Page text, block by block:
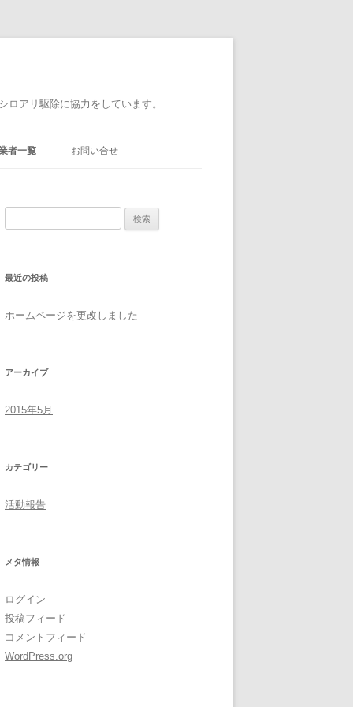
アリ駆除に協力をしています。
者一覧
ースクリーン
株式会社
ー株式会社
ービス
イ・ティー・エスマネジ
士菱
毒センター
オリアランバーテック
お問い合せ
最近の投稿
ホームページを更改しました
アーカイブ
2015年5月
カテゴリー
活動報告
メタ情報
ログイン
投稿フィード
コメントフィード
WordPress.org